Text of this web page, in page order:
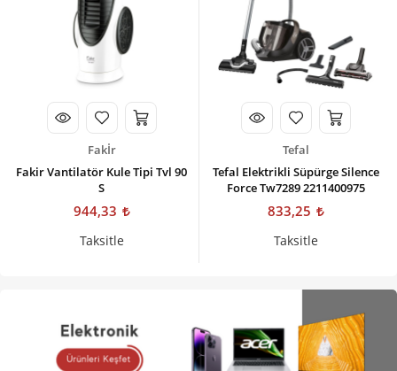
Fakİr
Fakir Vantilatör Kule Tipi Tvl 90
S
944,33
Taksitle
Tefal
Tefal Elektrikli Süpürge Silence
Force Tw7289 2211400975
833,25
Taksitle